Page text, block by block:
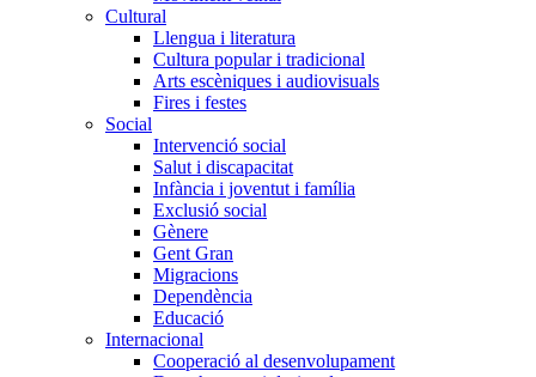
Cultural
Llengua i literatura
Cultura popular i tradicional
Arts escèniques i audiovisuals
Fires i festes
Social
Intervenció social
Salut i discapacitat
Infància i joventut i família
Exclusió social
Gènere
Gent Gran
Migracions
Dependència
Educació
Internacional
Cooperació al desenvolupament